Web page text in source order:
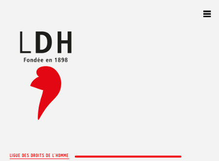
LIGUE DES DROITS DE L'HOMME